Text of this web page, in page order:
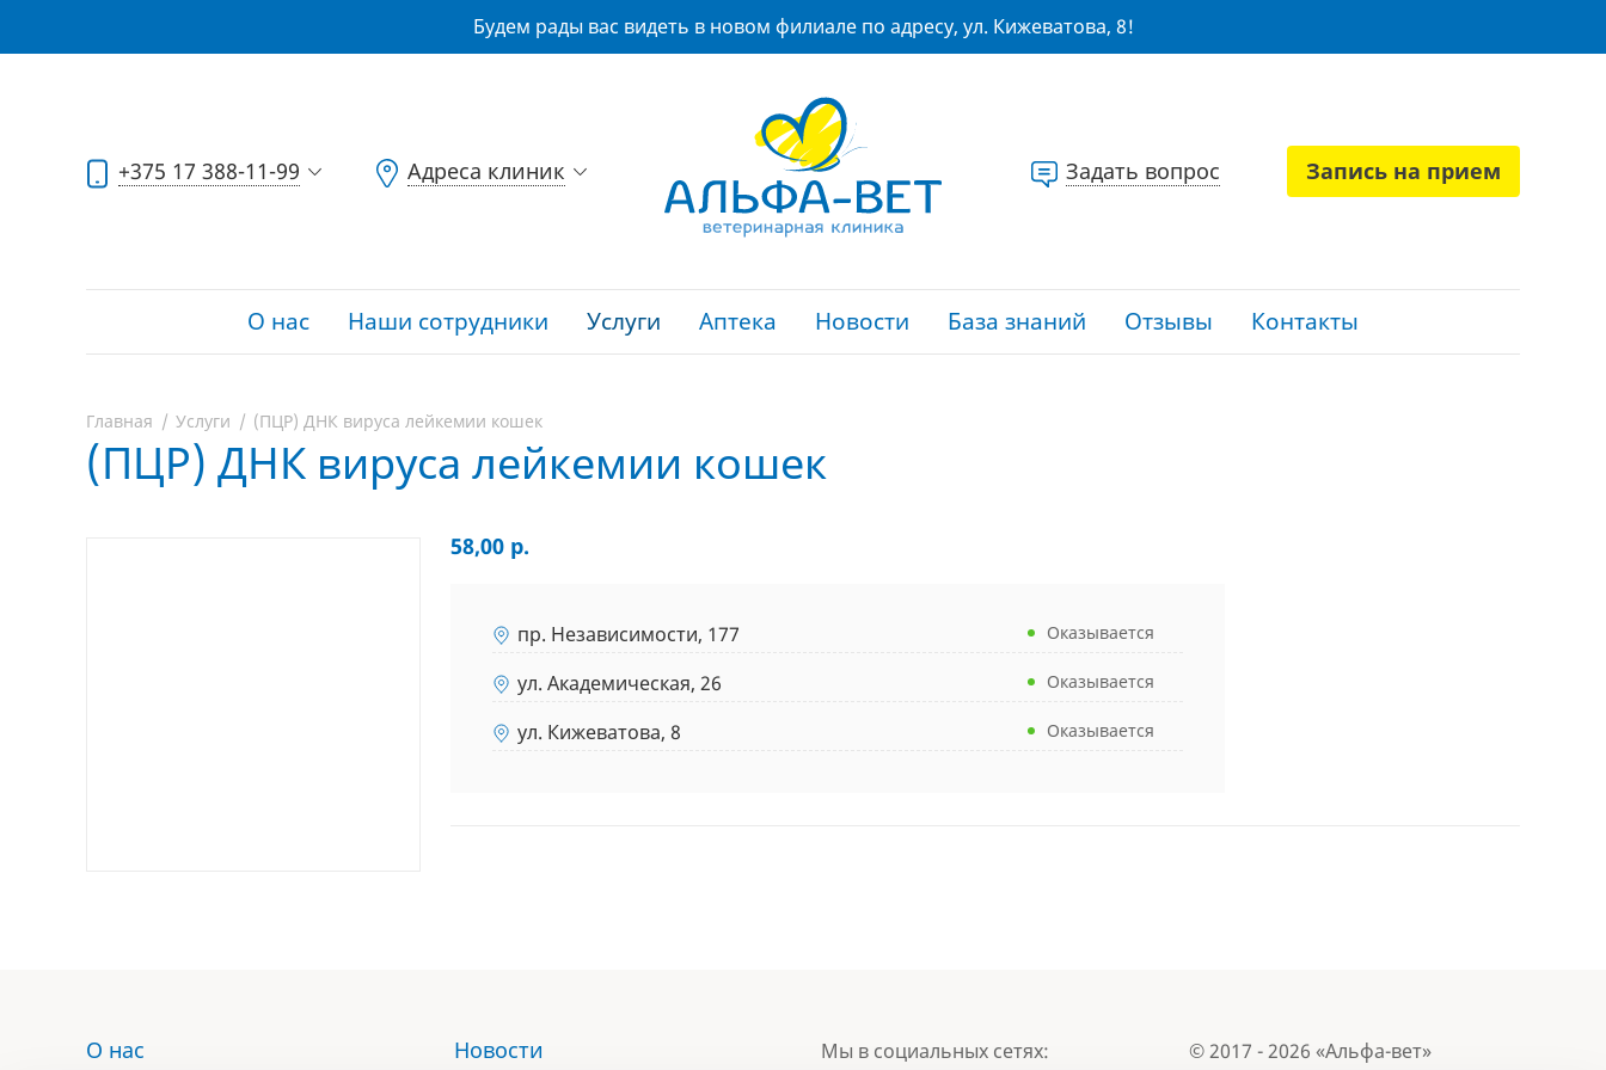
Будем рады вас видеть в новом филиале по адресу, ул. Кижеватова, 8!
+375 17 388-11-99 Адреса клиник Задать вопрос Запись на прием
О нас Наши сотрудники Услуги Аптека Новости База знаний Отзывы Контакты
Главная Услуги (ПЦР) ДНК вируса лейкемии кошек
(ПЦР) ДНК вируса лейкемии кошек
58,00 р.
пр. Независимости, 177 Оказывается
ул. Академическая, 26 Оказывается
ул. Кижеватова, 8 Оказывается
О нас Новости Мы в социальных сетях: © 2017 - 2026 «Альфа-вет»